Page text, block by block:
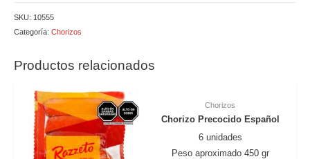
Sin
Picante
SKU: 10555
Categoría: Chorizos
Productos relacionados
Chorizos
Chorizo Precocido Español
6 unidades
Peso aproximado 450 gr